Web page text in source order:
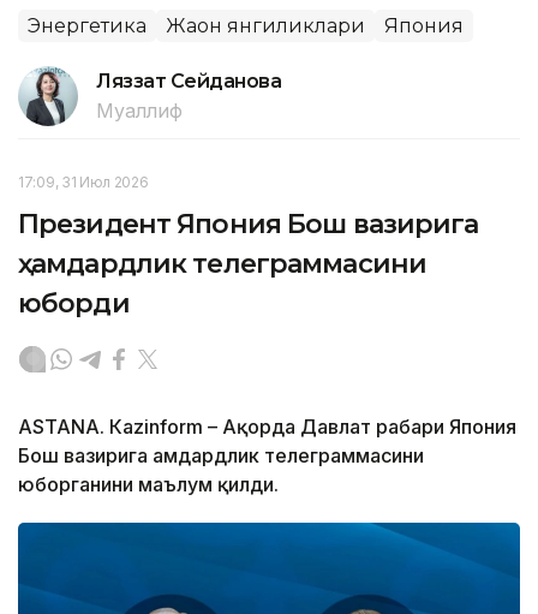
Энергетика Жаҳон янгиликлари Япония
Ляззат Сейданова
Муаллиф
17:09, 31 Июл 2026
Президент Япония Бош вазирига
ҳамдардлик телеграммасини
юборди
ASTANА. Кazinform – Ақорда Давлат раҳбари Япония
Бош вазирига ҳамдардлик телеграммасини
юборганини маълум қилди.